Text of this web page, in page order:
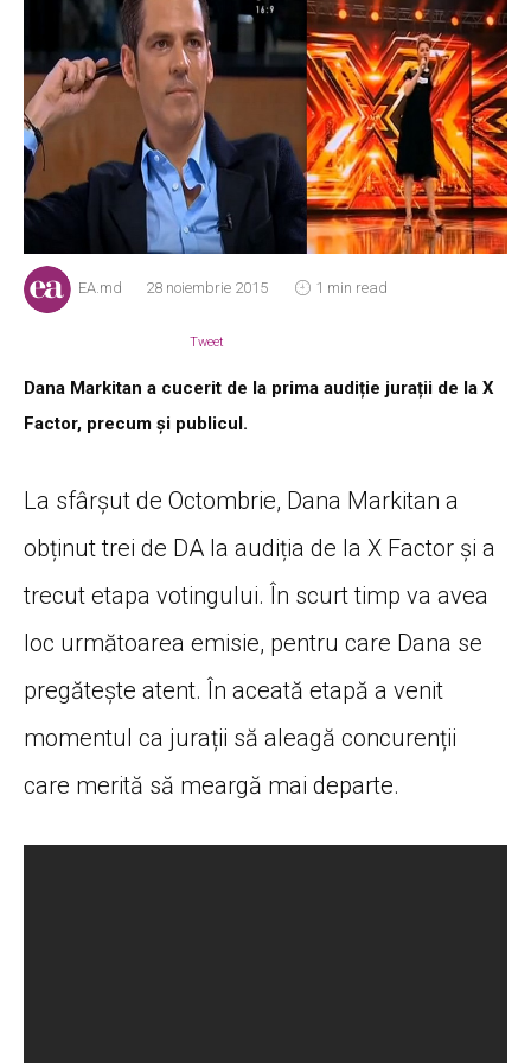
EA.md 28 noiembrie 2015 1 min read
Tweet
Dana Markitan a cucerit de la prima audiție jurații de la X
Factor, precum și publicul.
La sfârșut de Octombrie, Dana Markitan a
obținut trei de DA la audiția de la X Factor și a
trecut etapa votingului. În scurt timp va avea
loc următoarea emisie, pentru care Dana se
pregătește atent. În aceată etapă a venit
momentul ca jurații să aleagă concurenții
care merită să meargă mai departe.